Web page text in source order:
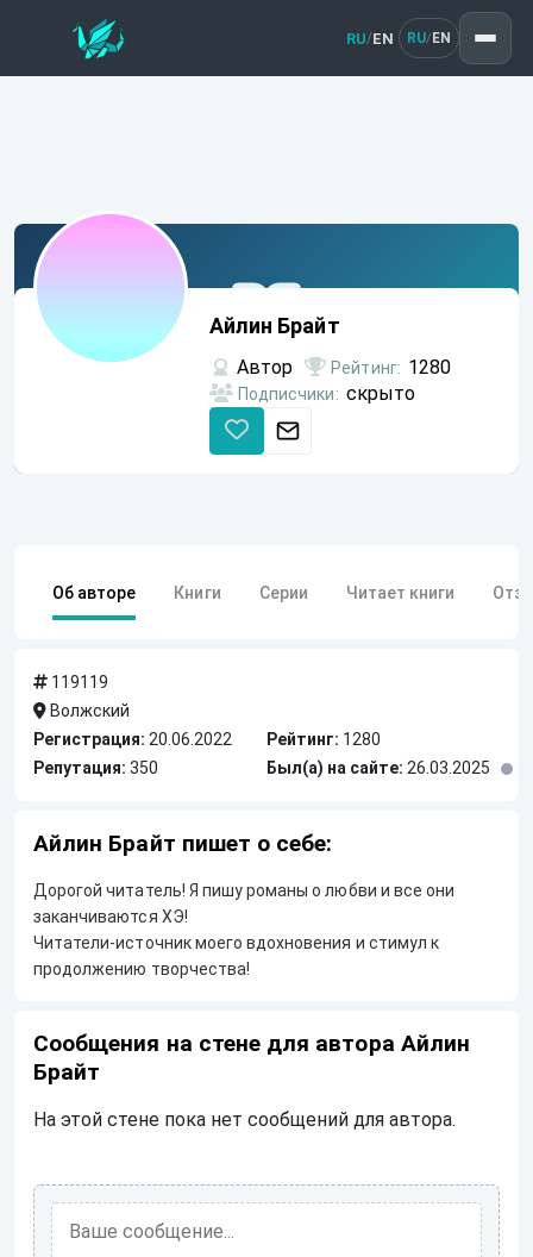
RU/EN RU/ EN
Айлин
Брайт
Айлин Брайт
Автор Рейтинг: 1280
Подписчики: скрыто
Об авторе Книги Серии Читает книги
119119
Волжский
Регистрация: 20.06.2022 Рейтинг: 1280
Репутация: 350 Был(а) на сайте: 26.03.2025
Айлин Брайт пишет о себе:
Дорогой читатель! Я пишу романы о любви и все они
заканчиваются ХЭ!
Читатели-источник моего вдохновения и стимул к
продолжению творчества!
Сообщения на стене для автора Айлин
Брайт
На этой стене пока нет сообщений для автора.